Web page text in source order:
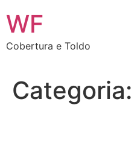
para
conteúdo
WF
Cobertura e Toldo
Categoria: